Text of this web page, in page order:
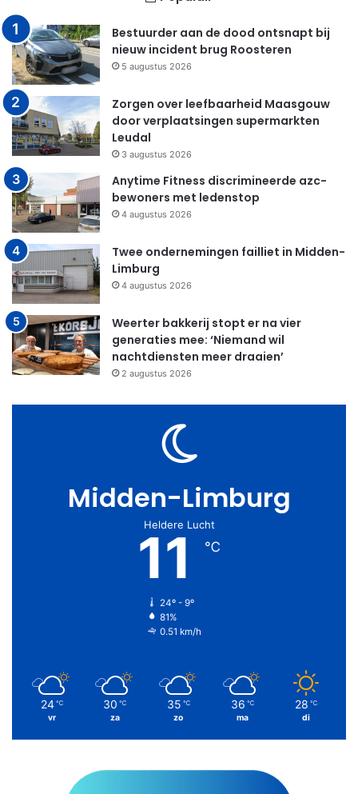
Bestuurder aan de dood ontsnapt bij
nieuw incident brug Roosteren
5 augustus 2026
Zorgen over leefbaarheid Maasgouw
door verplaatsingen supermarkten
Leudal
3 augustus 2026
Anytime Fitness discrimineerde azc-
bewoners met ledenstop
4 augustus 2026
Twee ondernemingen failliet in Midden-
Limburg
4 augustus 2026
Weerter bakkerij stopt er na vier
generaties mee: ‘Niemand wil
nachtdiensten meer draaien’
2 augustus 2026
Midden-Limburg
Heldere Lucht
11 ℃
24º - 9º
81%
0.51 km/h
24 ℃
vr
30 ℃
za
35 ℃
zo
36 ℃
ma
28 ℃
di